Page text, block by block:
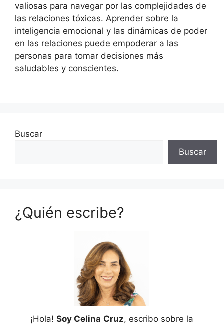
valiosas para navegar por las complejidades de
las relaciones tóxicas. Aprender sobre la
inteligencia emocional y las dinámicas de poder
en las relaciones puede empoderar a las
personas para tomar decisiones más
saludables y conscientes.
Buscar
Buscar
¿Quién escribe?
¡Hola! Soy Celina Cruz, escribo sobre la